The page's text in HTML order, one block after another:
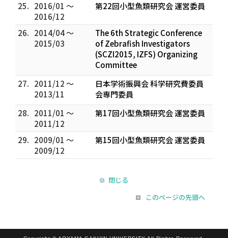
25. 2016/01 ～
2016/12
第22回小型魚類研究会 運営委員
26. 2014/04 ～
2015/03
The 6th Strategic Conference
of Zebrafish Investigators
(SCZI2015, IZFS) Organizing
Committee
27. 2011/12 ～
2013/11
日本学術振興会 科学研究費委員
会専門委員
28. 2011/01 ～
2011/12
第17回小型魚類研究会 運営委員
29. 2009/01 ～
2009/12
第15回小型魚類研究会 運営委員
閉じる
このページの先頭へ